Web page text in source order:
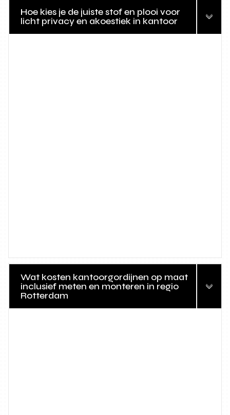
Hoe kies je de juiste stof en plooi voor
licht privacy en akoestiek in kantoor
Wat kosten kantoorgordijnen op maat
inclusief meten en monteren in regio
Rotterdam